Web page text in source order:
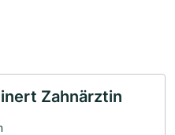
Zahnärztin